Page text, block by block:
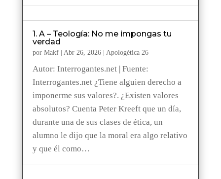
1. A – Teología: No me impongas tu
verdad
por Makf| Abr 26, 2026| Apologética 26
Autor: Interrogantes.net | Fuente:
Interrogantes.net ¿Tiene alguien derecho a
imponerme sus valores?. ¿Existen valores
absolutos? Cuenta Peter Kreeft que un día,
durante una de sus clases de ética, un
alumno le dijo que la moral era algo relativo
y que él como…